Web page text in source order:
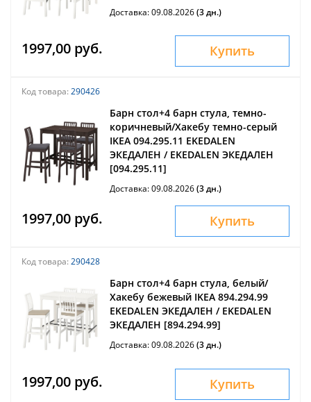
Доставка: 09.08.2026(3 дн.)
1997,00 руб. Купить
Код товара: 290426
Барн стол+4 барн стула, темно-
коричневый/Хакебу темно-серый
IKEA 094.295.11 EKEDALEN
ЭКЕДАЛЕН / EKEDALEN ЭКЕДАЛЕН
[094.295.11]
Доставка: 09.08.2026(3 дн.)
1997,00 руб. Купить
Код товара: 290428
Барн стол+4 барн стула, белый/
Хакебу бежевый IKEA 894.294.99
EKEDALEN ЭКЕДАЛЕН / EKEDALEN
ЭКЕДАЛЕН [894.294.99]
Доставка: 09.08.2026(3 дн.)
1997,00 руб. Купить